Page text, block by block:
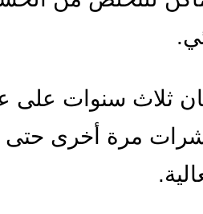
ثلاث سنوات على
مرة أخرى حتى